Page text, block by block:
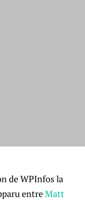
de WPInfos la
entreMatt